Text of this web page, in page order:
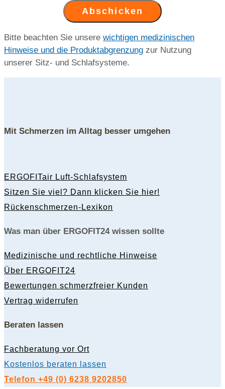
Abschicken
Bitte beachten Sie unsere wichtigen medizinischen
Hinweise und die Produktabgrenzung zur Nutzung
unserer Sitz- und Schlafsysteme.
Mit Schmerzen im Alltag besser umgehen
ERGOFITair Luft-Schlafsystem
Sitzen Sie viel? Dann klicken Sie hier!
Rückenschmerzen-Lexikon
Was man über ERGOFIT24 wissen sollte
Medizinische und rechtliche Hinweise
Über ERGOFIT24
Bewertungen schmerzfreier Kunden
Vertrag widerrufen
Beraten lassen
Fachberatung vor Ort
Kostenlos beraten lassen
Telefon +49 (0) 6238 9202850